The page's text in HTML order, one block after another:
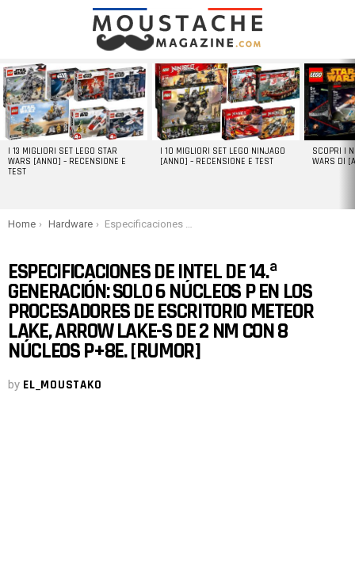
LATEST
STORIES
I 13 MIGLIORI SET LEGO STAR
WARS [ANNO] – RECENSIONE E
TEST
I 10 MIGLIORI SET LEGO NINJAGO
[ANNO] – RECENSIONE E TEST
SCOPRI I
WARS DI
You are here:
Home Hardware Especificaciones de Intel de 14.ª generación: solo 6 núcleos P en los procesadores de escritorio Meteor Lake, Arrow Lake-S de 2 nm con 8 núcleos P+8E. [Rumor]
ESPECIFICACIONES DE INTEL DE 14.ª
GENERACIÓN: SOLO 6 NÚCLEOS P EN LOS
PROCESADORES DE ESCRITORIO METEOR
LAKE, ARROW LAKE-S DE 2 NM CON 8
NÚCLEOS P+8E. [RUMOR]
by EL_MOUSTAKO